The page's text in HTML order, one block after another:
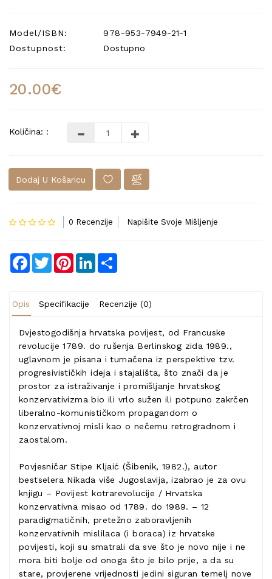
Model/ISBN:
978-953-7949-21-1
Dostupnost:
Dostupno
20.00€
Količina: :
Dodaj U Košaricu
0 Recenzije Napišite Svoje Mišljenje
Facebook
TwitterPinterestLinkedIn
Opis Specifikacije Recenzije (0)
Dvjestogodišnja hrvatska povijest, od Francuske
revolucije 1789. do rušenja Berlinskog zida 1989.,
uglavnom je pisana i tumačena iz perspektive tzv.
progresivističkih ideja i stajališta, što znači da je
prostor za istraživanje i promišljanje hrvatskog
konzervativizma bio ili vrlo sužen ili potpuno zakrčen
liberalno-komunističkom propagandom o
konzervativnoj misli kao o nečemu retrogradnom i
zaostalom.
Povjesničar Stipe Kljaić (Šibenik, 1982.), autor
bestselera Nikada više Jugoslavija, izabrao je za ovu
knjigu – Povijest kotrarevolucije / Hrvatska
konzervativna misao od 1789. do 1989. – 12
paradigmatičnih, pretežno zaboravljenih
konzervativnih mislilaca (i boraca) iz hrvatske
povijesti, koji su smatrali da sve što je novo nije i ne
mora biti bolje od onoga što je bilo prije, a da su
stare, provjerene vrijednosti jedini siguran temelj nove